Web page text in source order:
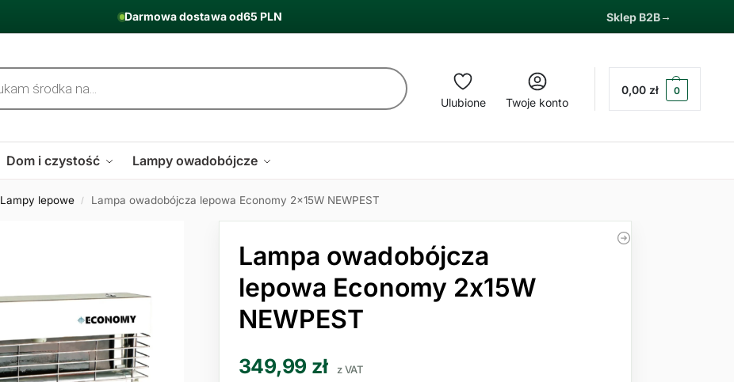
Darmowa dostawa od65 PLN Sklep B2B
Ulubione Twoje konto
0,00 zł 0
Dom i czystość Lampy owadobójcze
Lampy lepowe / Lampa owadobójcza lepowa Economy 2x15W NEWPEST
Lampa owadobójcza
lepowa Economy 2x15W
NEWPEST
349,99 zł z VAT